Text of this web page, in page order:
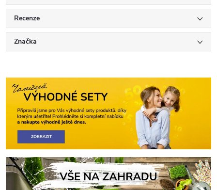
Recenze
Značka